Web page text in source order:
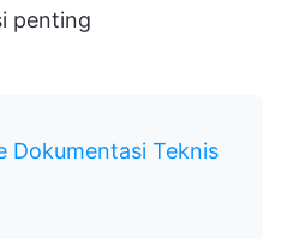
penting
Dokumentasi Teknis